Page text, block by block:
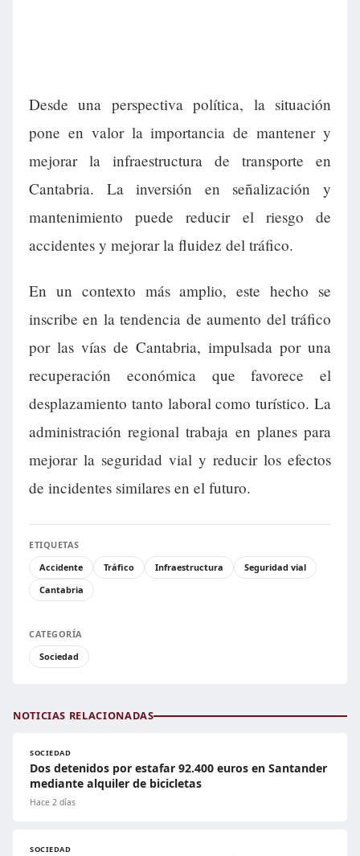
Desde una perspectiva política, la situación
pone en valor la importancia de mantener y
mejorar la infraestructura de transporte en
Cantabria. La inversión en señalización y
mantenimiento puede reducir el riesgo de
accidentes y mejorar la fluidez del tráfico.
En un contexto más amplio, este hecho se
inscribe en la tendencia de aumento del tráfico
por las vías de Cantabria, impulsada por una
recuperación económica que favorece el
desplazamiento tanto laboral como turístico. La
administración regional trabaja en planes para
mejorar la seguridad vial y reducir los efectos
de incidentes similares en el futuro.
ETIQUETAS
Accidente
Tráfico Infraestructura
Seguridad vial
Cantabria
CATEGORÍA
Sociedad
NOTICIAS RELACIONADAS
SOCIEDAD
Dos detenidos por estafar 92.400 euros en Santander
mediante alquiler de bicicletas
Hace 2 días
SOCIEDAD